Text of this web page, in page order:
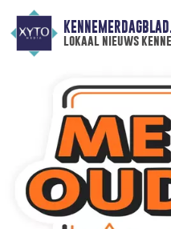
lokaal nieuws